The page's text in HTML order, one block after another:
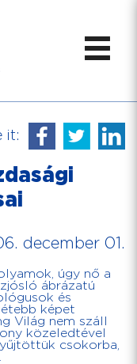
it:
december 01.
úgy nő a
ábrázatú
és
képet
Világ nem száll
közeledtével
csokorba,